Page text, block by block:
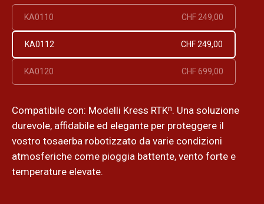
KA0110 CHF 249,00
KA0112 CHF 249,00
KA0120 CHF 699,00
Compatibile con: Modelli Kress RTKⁿ. Una soluzione
durevole, affidabile ed elegante per proteggere il
vostro tosaerba robotizzato da varie condizioni
atmosferiche come pioggia battente, vento forte e
temperature elevate.